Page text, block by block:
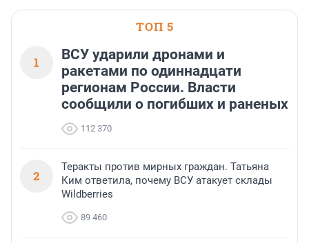
ТОП 5
1
ВСУ ударили дронами и
ракетами по одиннадцати
регионам России. Власти
сообщили о погибших и раненых
112 370
2
Теракты против мирных граждан. Татьяна
Ким ответила, почему ВСУ атакует склады
Wildberries
89 460